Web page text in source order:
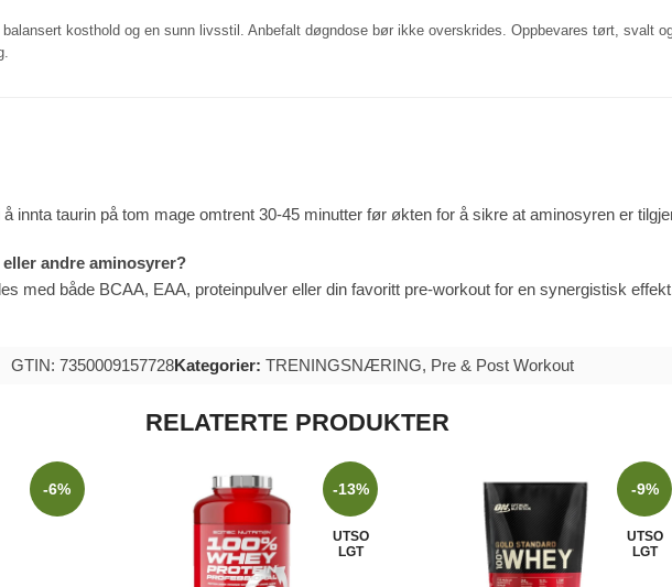
kosthold og en sunn livsstil. Anbefalt døgndose bør ikke overskrides. Oppbevares tørt, svalt
innta taurin på tom mage omtrent 30-45 minutter før økten for å sikre at aminosyren er
andre aminosyrer?
med både BCAA, EAA, proteinpulver eller din favoritt pre-workout for en synergistisk
GTIN: 7350009157728Kategorier: TRENINGSNÆRING, Pre & Post Workout
RELATERTE PRODUKTER
-6% -13%
UTSO
LGT
-9%
UTSO
LGT